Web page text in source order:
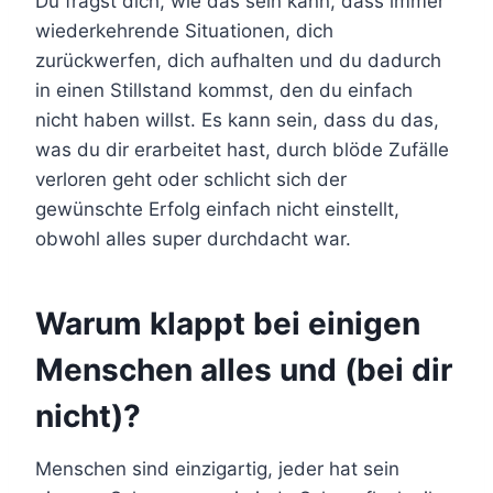
wiederkehrende Situationen, dich
zurückwerfen, dich aufhalten und du dadurch
in einen Stillstand kommst, den du einfach
nicht haben willst. Es kann sein, dass du das,
was du dir erarbeitet hast, durch blöde Zufälle
verloren geht oder schlicht sich der
gewünschte Erfolg einfach nicht einstellt,
obwohl alles super durchdacht war.
Warum klappt bei einigen
Menschen alles und (bei dir
nicht)?
Menschen sind einzigartig, jeder hat sein